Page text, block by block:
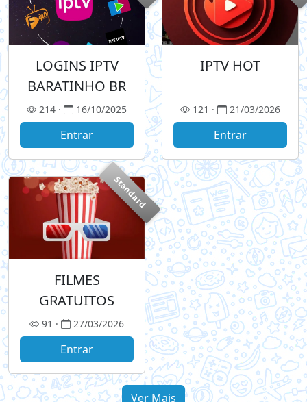
LOGINS IPTV
BARATINHO BR
214 · 16/10/2025
Entrar
IPTV HOT
121 · 21/03/2026
Entrar
Standard
FILMES
GRATUITOS
91 · 27/03/2026
Entrar
Ver Mais